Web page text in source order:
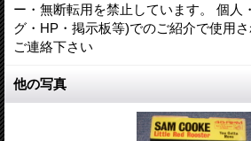
ー・無断転用を禁止しています。 個人
グ・HP・掲示板等)でのご紹介で使用
ご連絡下さい
他の写真